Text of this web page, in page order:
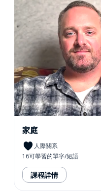
家庭
人際關系
16可學習的單字/短語
課程詳情